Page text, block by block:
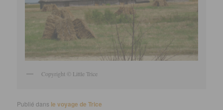
Copyright © Little Trice
Publié dans le voyage de Trice